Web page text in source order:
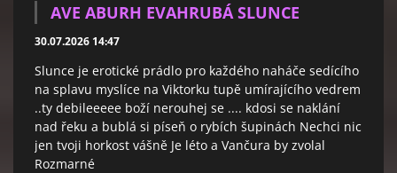
AVE ABURH EVAHRUBÁ SLUNCE
30.07.2026 14:47
Slunce je erotické prádlo pro každého naháče sedícího
na splavu myslíce na Viktorku tupě umírajícího vedrem
..ty debileeeee boží nerouhej se .... kdosi se naklání
nad řeku a bublá si píseň o rybích šupinách Nechci nic
jen tvoji horkost vášně Je léto a Vančura by zvolal
Rozmarné